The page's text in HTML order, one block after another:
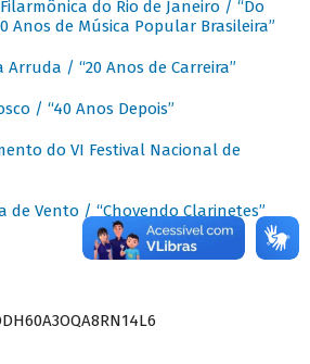
do Rio de Janeiro / “Do
Anos de Música Popular Brasileira”
Arruda / “20 Anos de Carreira”
/ “40 Anos Depois”
do VI Festival Nacional de
de Vento / “Chovendo Clarinetes”